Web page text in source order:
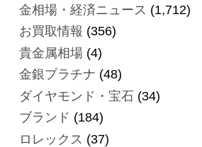
金相場・経済ニュース (1,712)
お買取情報 (356)
貴金属相場(4)
金銀プラチナ (48)
ダイヤモンド・宝石(34)
ブランド (184)
ロレックス (37)